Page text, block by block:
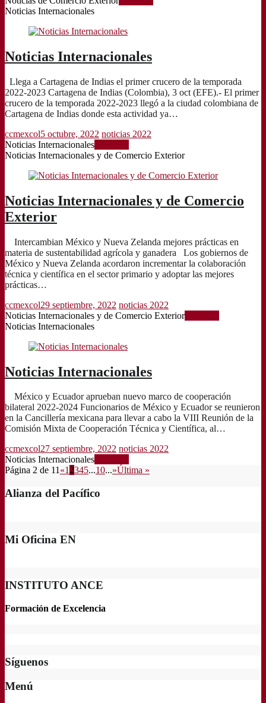
Noticias Internacionales
Noticias Internacionales
Llega a Cartagena de Indias el primer crucero de la temporada
2022-2023 Cartagena de Indias (Colombia), 3 oct (EFE).- El primer
crucero de la temporada 2022-2023 llegó a la ciudad colombiana de
Cartagena de Indias donde esta actividad ya…
ccmexcol5 octubre, 2022 noticias 2022
Noticias Internacionales
Noticias Internacionales y de Comercio Exterior
Noticias Internacionales y de Comercio
Exterior
Intercambian México y Nueva Zelanda mejores prácticas en
materia de sustentabilidad agrícola y ganadera Los gobiernos de
México y Nueva Zelanda acordaron incrementar la colaboración
técnica y científica en el sector primario y adoptar las mejores
prácticas…
ccmexcol29 septiembre, 2022 noticias 2022
Noticias Internacionales y de Comercio Exterior
Noticias Internacionales
Noticias Internacionales
México y Ecuador aprueban nuevo marco de cooperación
bilateral 2022-2024 Funcionarios de México y Ecuador se reunieron
en la Cancillería mexicana para llevar a cabo la VIII Reunión de la
Comisión Mixta de Cooperación Técnica y Científica, al…
ccmexcol27 septiembre, 2022 noticias 2022
Noticias Internacionales
Página 2 de 11«12345...10...»Última »
Alianza del Pacífico
Mi Oficina EN
INSTITUTO ANCE
Formación de Excelencia
Síguenos
Menú